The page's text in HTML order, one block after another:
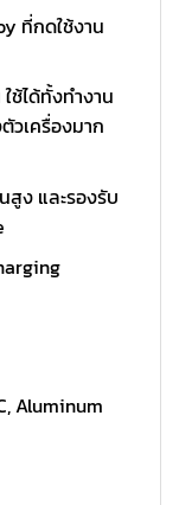
ที่กดใช้งาน
ช้ได้ทั้งทำงาน
วเครื่องมาก
สูง และรองรับ
Aluminum